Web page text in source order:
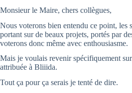
Monsieur le Maire, chers collègues,
Nous voterons bien entendu ce point, les
portant sur de beaux projets, portés par
voterons donc même avec enthousiasme.
Mais je voulais revenir spécifiquement
attribuée à Bliiida.
Tout ça pour ça serais je tenté de dire.